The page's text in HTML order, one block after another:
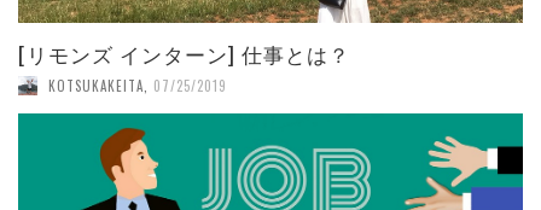
[リモンズ インターン] 仕事とは？
KOTSUKAKEITA, 07/25/2019